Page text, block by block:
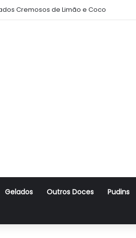
Cremosos de Limão e Coco
Gelados Outros Doces Pudins